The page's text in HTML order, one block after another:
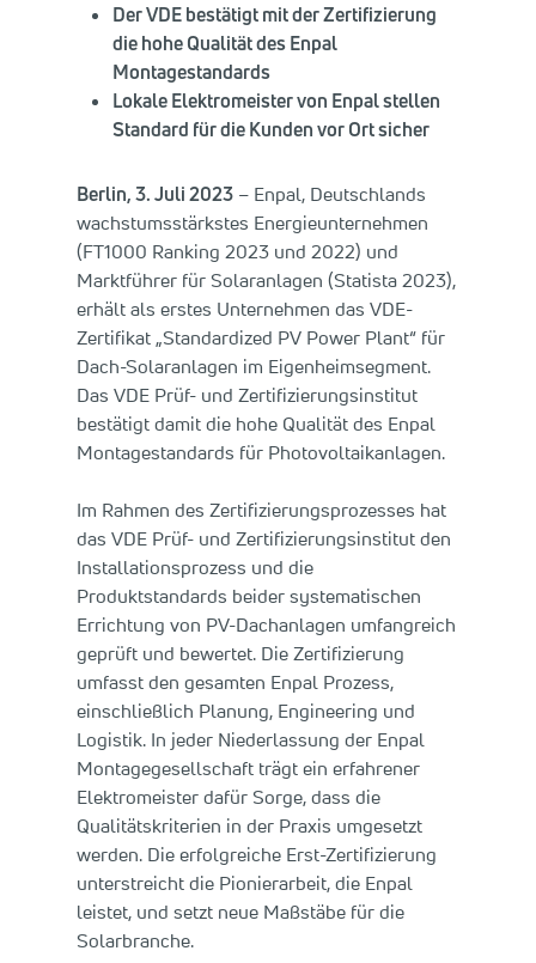
Der VDE bestätigt mit der Zertifizierung
die hohe Qualität des Enpal
Montagestandards
Lokale Elektromeister von Enpal stellen
Standard für die Kunden vor Ort sicher
Berlin, 3. Juli 2023 – Enpal, Deutschlands
wachstumsstärkstes Energieunternehmen
(FT1000 Ranking 2023 und 2022) und
Marktführer für Solaranlagen (Statista 2023),
erhält als erstes Unternehmen das VDE-
Zertifikat „Standardized PV Power Plant“ für
Dach-Solaranlagen im Eigenheimsegment.
Das VDE Prüf- und Zertifizierungsinstitut
bestätigt damit die hohe Qualität des Enpal
Montagestandards für Photovoltaikanlagen.
Im Rahmen des Zertifizierungsprozesses hat
das VDE Prüf- und Zertifizierungsinstitut den
Installationsprozess und die
Produktstandards beider systematischen
Errichtung von PV-Dachanlagen umfangreich
geprüft und bewertet. Die Zertifizierung
umfasst den gesamten Enpal Prozess,
einschließlich Planung, Engineering und
Logistik. In jeder Niederlassung der Enpal
Montagegesellschaft trägt ein erfahrener
Elektromeister dafür Sorge, dass die
Qualitätskriterien in der Praxis umgesetzt
werden. Die erfolgreiche Erst-Zertifizierung
unterstreicht die Pionierarbeit, die Enpal
leistet, und setzt neue Maßstäbe für die
Solarbranche.